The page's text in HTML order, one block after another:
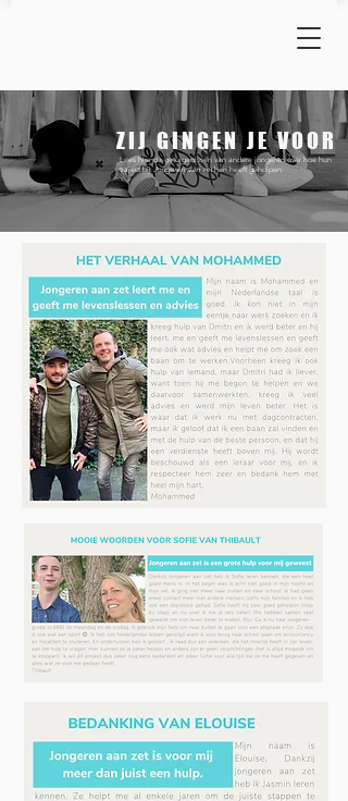
Lees hier de getuigenissen van andere jongeren over hoe hun
traject bijJongeren aan zethen heeft geholpen. ​
ZIJ GINGEN JE VOOR